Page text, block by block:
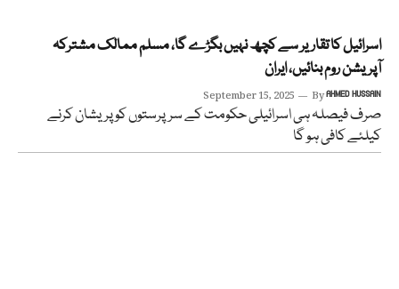
اسرائیل کا تقاریر سے کچھ نہیں بگڑے گا، مسلم ممالک مشترکہ
آپریشن روم بنائیں، ایران
September 15, 2025 ByAHMED HUSSAIN
صرف فیصلہ ہی اسرائیلی حکومت کے سرپرستوں کو پریشان کرنے
کیلئے کافی ہو گا